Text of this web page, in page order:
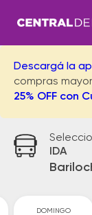
Descargá la
compras
25% OFF con
IDA
DOMINGO